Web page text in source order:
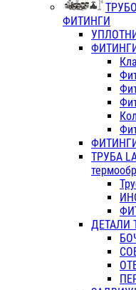
ФИТИНГИ
ТРУБА
ДЕТАЛИ